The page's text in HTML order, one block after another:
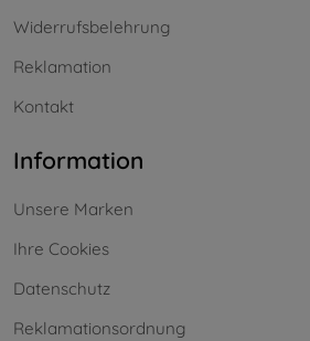
Widerrufsbelehrung
Reklamation
Kontakt
Information
Unsere Marken
Ihre Cookies
Datenschutz
Reklamationsordnung